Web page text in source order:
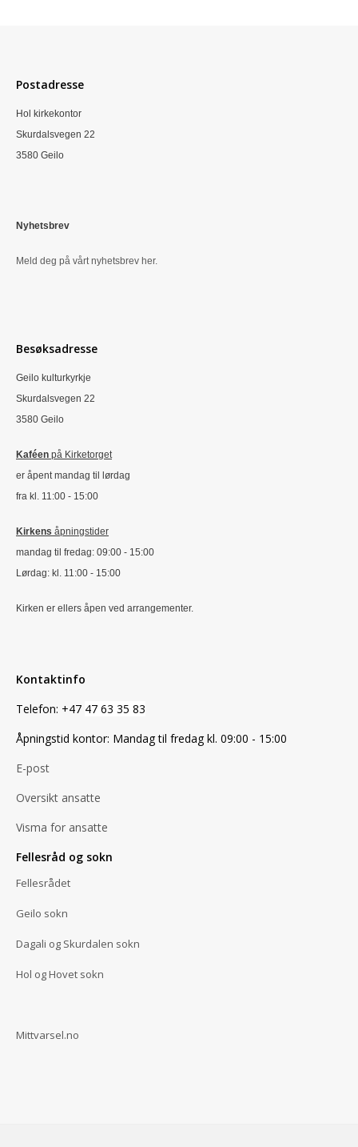
Postadresse
Hol kirkekontor
Skurdalsvegen 22
3580 Geilo
Nyhetsbrev
Meld deg på vårt nyhetsbrev her.
Besøksadresse
Geilo kulturkyrkje
Skurdalsvegen 22
3580 Geilo
Kaféen på Kirketorget
er åpent mandag til lørdag
fra kl. 11:00 - 15:00
Kirkens åpningstider
mandag til fredag: 09:00 - 15:00
Lørdag: kl. 11:00 - 15:00
Kirken er ellers åpen ved arrangementer.
Kontaktinfo
Telefon: +47 47 63 35 83
Åpningstid kontor: Mandag til fredag kl. 09:00 - 15:00
E-post
Oversikt ansatte
Visma for ansatte
Fellesråd og sokn
Fellesrådet
Geilo sokn
Dagali og Skurdalen sokn
Hol og Hovet sokn
Mittvarsel.no